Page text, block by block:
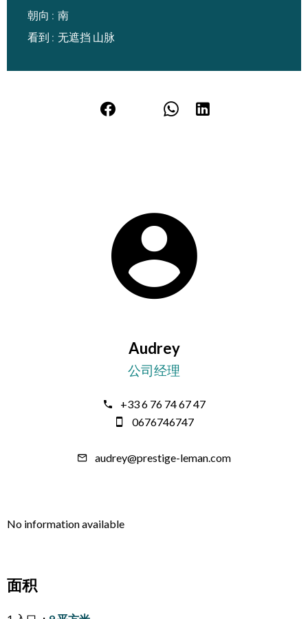
朝向
南
看到
无遮挡 山脉
Audrey
公司经理
+33 6 76 74 67 47
0676746747
audrey@prestige-leman.com
No information available
面积